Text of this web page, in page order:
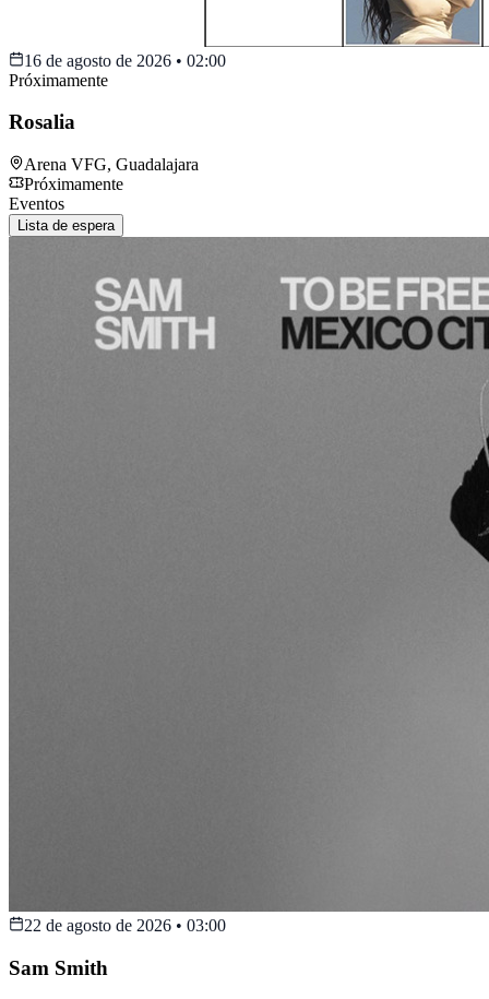
16 de agosto de 2026 • 02:00
Próximamente
Rosalia
Arena VFG, Guadalajara
Próximamente
Eventos
Lista de espera
22 de agosto de 2026 • 03:00
Sam Smith